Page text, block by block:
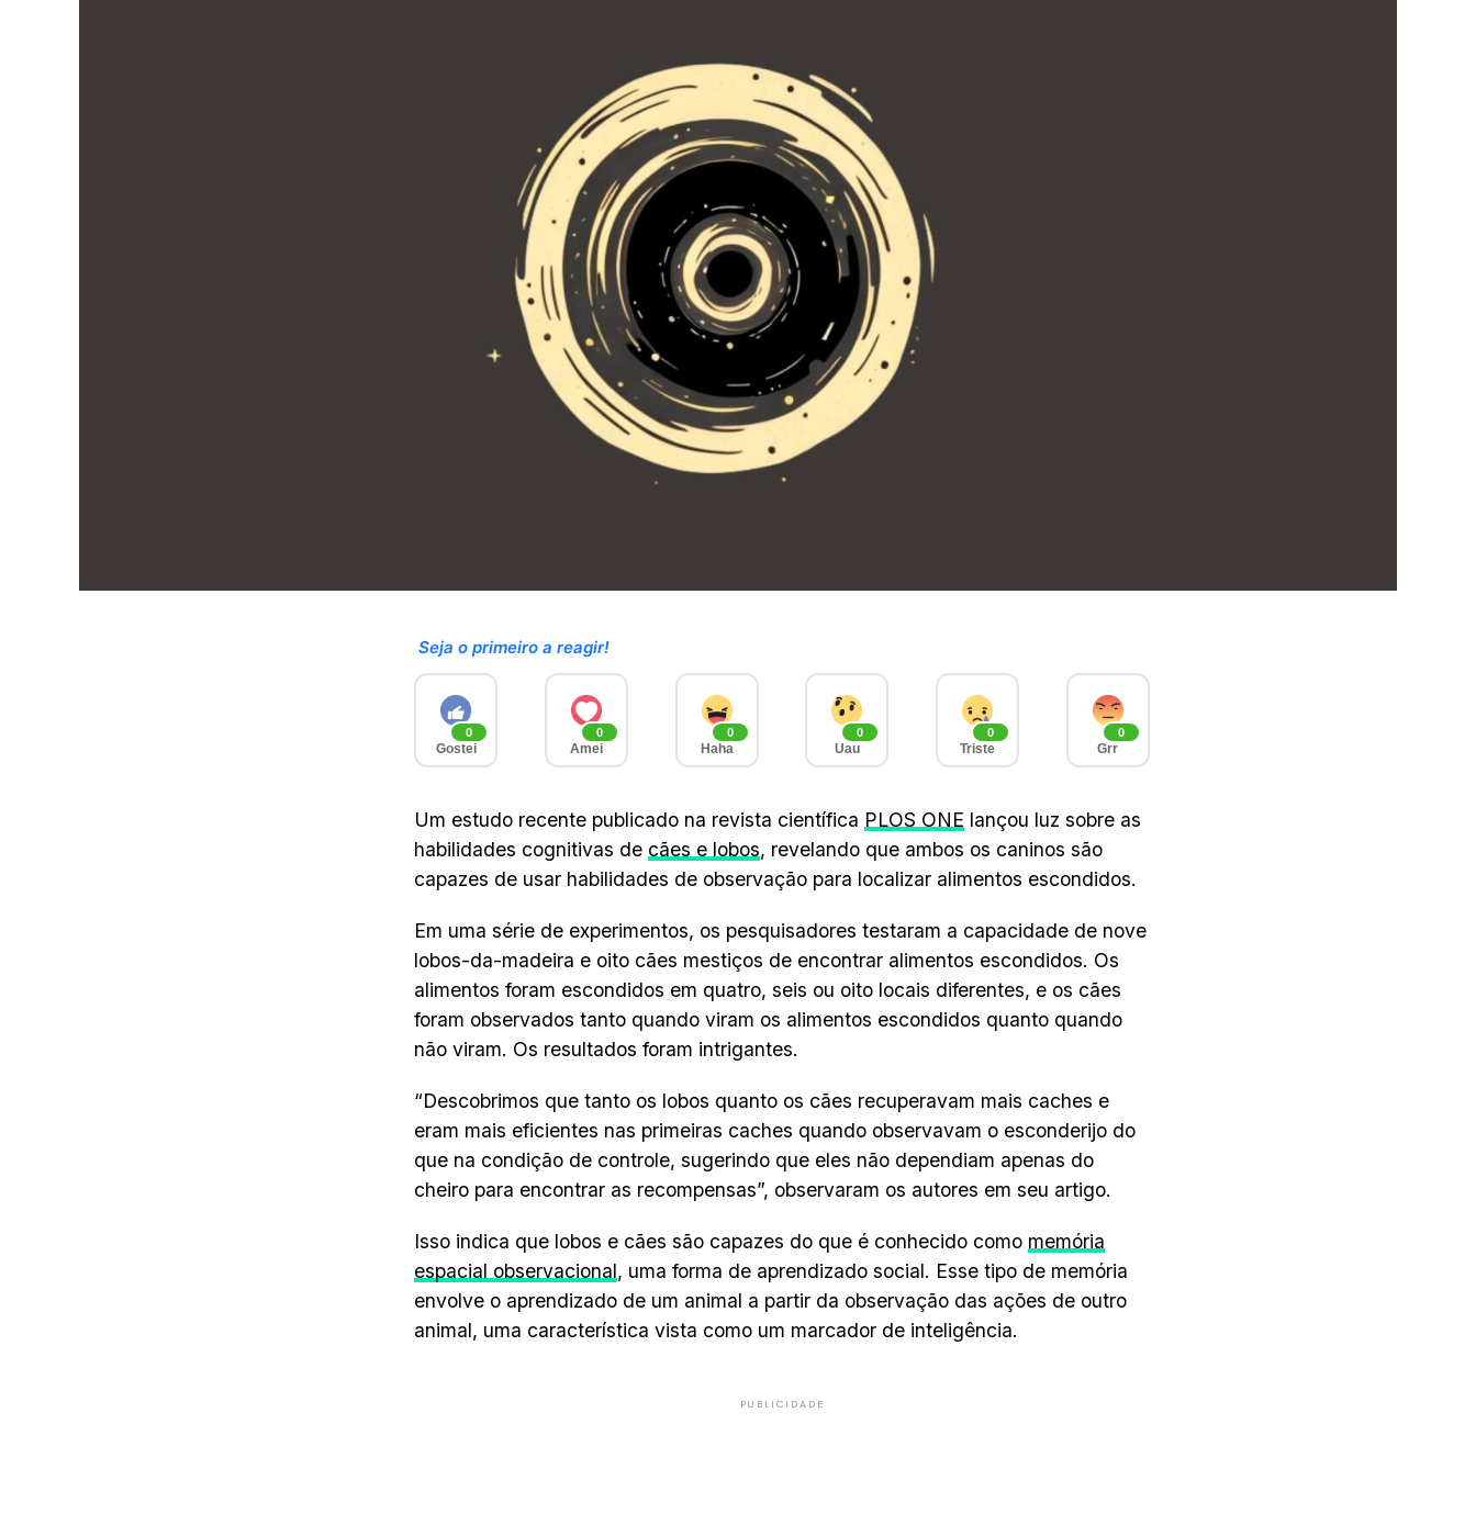
Seja o primeiro a reagir!
0
Gostei
0
Amei
0
Haha
0
Uau
0
Triste
0
Grr
Um estudo recente publicado na revista científica PLOS ONE lançou luz sobre as
habilidades cognitivas de cães e lobos, revelando que ambos os caninos são
capazes de usar habilidades de observação para localizar alimentos escondidos.
Em uma série de experimentos, os pesquisadores testaram a capacidade de nove
lobos-da-madeira e oito cães mestiços de encontrar alimentos escondidos. Os
alimentos foram escondidos em quatro, seis ou oito locais diferentes, e os cães
foram observados tanto quando viram os alimentos escondidos quanto quando
não viram. Os resultados foram intrigantes.
“Descobrimos que tanto os lobos quanto os cães recuperavam mais caches e
eram mais eficientes nas primeiras caches quando observavam o esconderijo do
que na condição de controle, sugerindo que eles não dependiam apenas do
cheiro para encontrar as recompensas”, observaram os autores em seu artigo.
Isso indica que lobos e cães são capazes do que é conhecido como memória
espacial observacional, uma forma de aprendizado social. Esse tipo de memória
envolve o aprendizado de um animal a partir da observação das ações de outro
animal, uma característica vista como um marcador de inteligência.
PUBLICIDADE